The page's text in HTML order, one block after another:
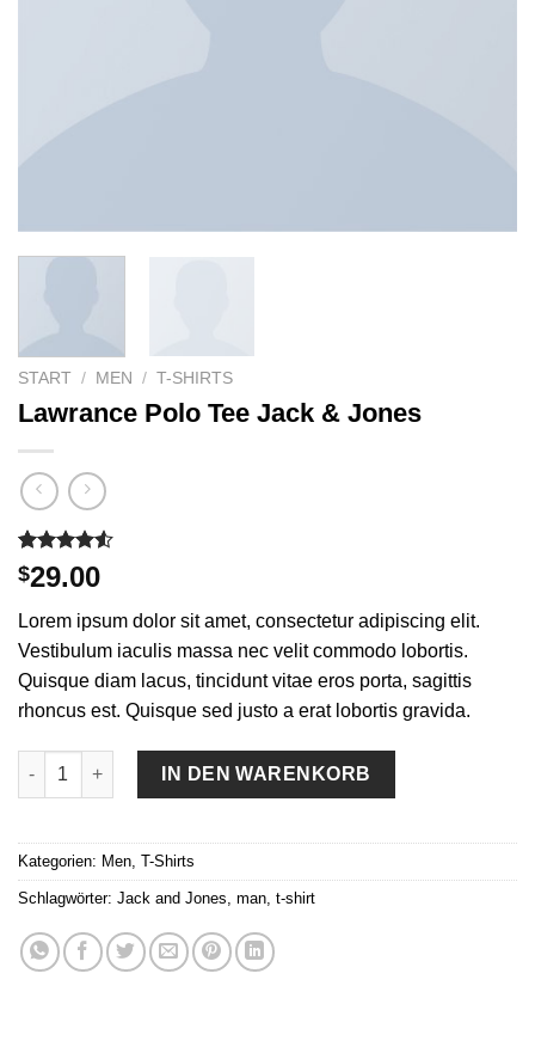
START / MEN / T-SHIRTS
Lawrance Polo Tee Jack & Jones
Bewertet
mit4.50
basierend
auf
2
Kundenbewertungen
$29.00
Lorem ipsum dolor sit amet, consectetur adipiscing elit.
Vestibulum iaculis massa nec velit commodo lobortis.
Quisque diam lacus, tincidunt vitae eros porta, sagittis
rhoncus est. Quisque sed justo a erat lobortis gravida.
Lawrance Polo Tee Jack & Jones Menge
IN DEN WARENKORB
Kategorien: Men T-Shirts
Schlagwörter: Jack and Jones man t-shirt